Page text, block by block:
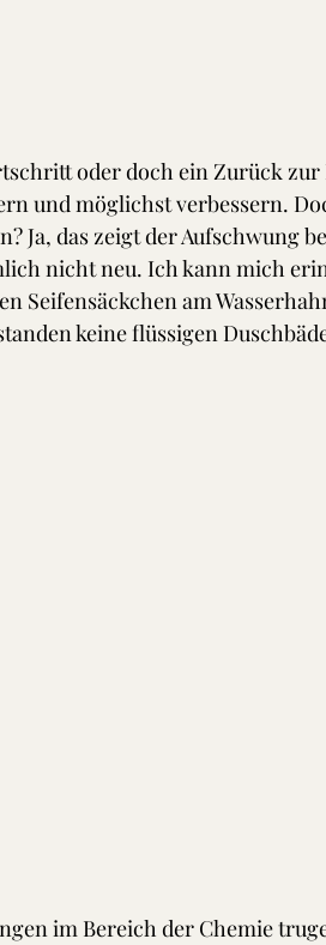
oder doch ein Zurück zur
und möglichst verbessern.
Ja, das zeigt der Aufschwung
nicht neu. Ich kann mich
Seifensäckchen am
keine flüssigen
im Bereich der Chemie